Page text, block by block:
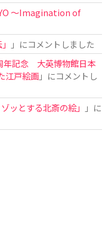
〜Imagination of
」にコメントしました
年記念 大英博物館日本
江戸絵画」にコメントし
ッとする北斎の絵」
」に